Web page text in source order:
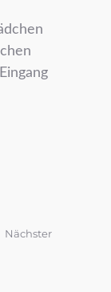
Nächster